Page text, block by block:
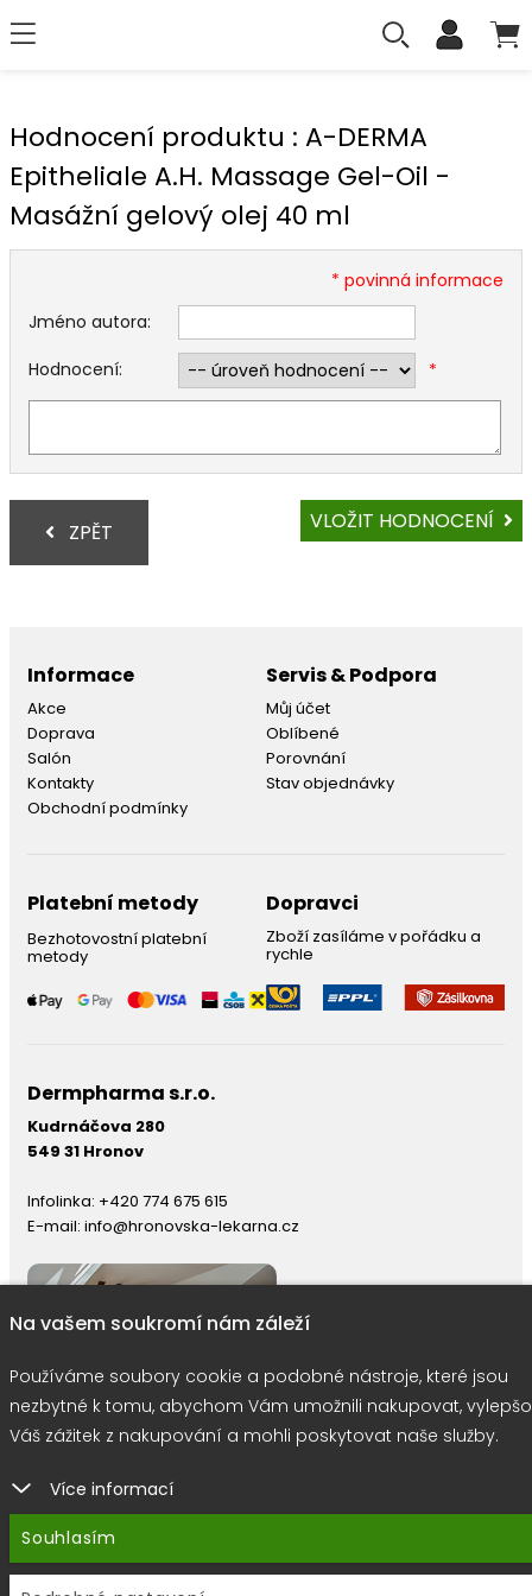
Hodnocení produktu : A-DERMA
Epitheliale A.H. Massage Gel-Oil -
Masážní gelový olej 40 ml
* povinná informace
Jméno autora:
Hodnocení:
*
VLOŽIT HODNOCENÍ
ZPĚT
Informace
Akce
Doprava
Salón
Kontakty
Obchodní podmínky
Servis & Podpora
Můj účet
Oblíbené
Porovnání
Stav objednávky
Platební metody
Bezhotovostní platební
metody
Dopravci
Zboží zasíláme v pořádku a
rychle
Dermpharma s.r.o.
Kudrnáčova 280
549 31 Hronov
Infolinka: +420 774 675 615
E-mail: info@hronovska-lekarna.cz
© 2026 |
Na vašem soukromí nám záleží
Používáme soubory cookie a podobné nástroje, které jsou
nezbytné k tomu, abychom Vám umožnili nakupovat,
Váš zážitek z nakupování a mohli poskytovat naše služby.
Více informací
Souhlasím